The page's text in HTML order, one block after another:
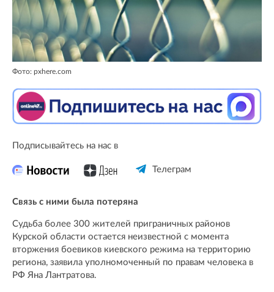
Фото: pxhere.com
Подписывайтесь на нас в
Телеграм
Связь с ними была потеряна
Судьба более 300 жителей приграничных районов
Курской области остается неизвестной с момента
вторжения боевиков киевского режима на территорию
региона, заявила уполномоченный по правам человека в
РФ Яна Лантратова.